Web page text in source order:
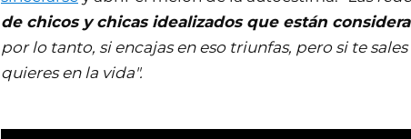
de chicos y chicas idealizados que están
por lo tanto, si encajas en eso triunfas, pero si te
quieres en la vida".